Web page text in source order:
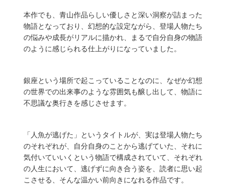
本作でも、青山作品らしい優しさと深い洞察が詰まった
物語となっており、幻想的な設定ながら、登場人物たち
の悩みや成長がリアルに描かれ、まるで自分自身の物語
のように感じられる仕上がりになっていました。
銀座という場所で起こっていることなのに、なぜか幻想
の世界での出来事のような雰囲気も醸し出して、物語に
不思議な奥行きを感じさせます。
「人魚が逃げた」というタイトルが、実は登場人物たち
のそれぞれが、自分自身のことから逃げていた、それに
気付いていいくという物語で構成されていて、それぞれ
の人生において、逃げずに向き合う姿を、読者に思い起
こさせる、そんな温かい前向きになれる作品です。